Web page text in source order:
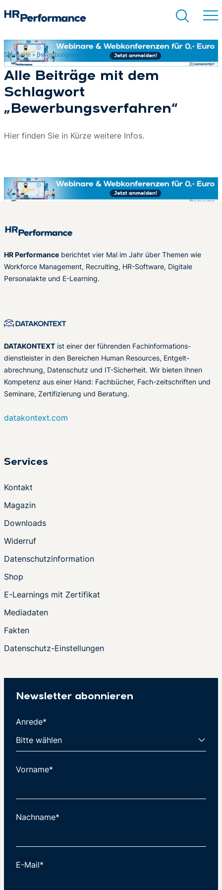
Suchen
Startseite» Bewerbungsverfahren
Alle Beiträge mit dem
Schlagwort
„Bewerbungsverfahren“
Hier finden Sie in Kürze weitere Infos.
HR Performance berichtet vier Mal im Jahr über Themen wie
Workforce Management, Recruiting, HR-Software, Digitale
Personalakte und E-Learning.
DATAKONTEXT ist einer der führenden Fachinformations-
dienstleister in den Bereichen Human Resources, Entgelt-
abrechnung, Datenschutz und IT-Sicherheit. Wir bieten Ihnen
Kompetenz aus einer Hand: Fachbücher, Fach-zeitschriften und
Seminare, Zertifizierung und Beratung.
datakontext.com
Services
Kontakt
Magazin
Downloads
Widerruf
Datenschutzinformation
Shop
E-Learnings mit Zertifikat
Mediadaten
Fakten
Datenschutz-Einstellungen
Newsletter abonnieren
Anrede*
Vorname*
Nachname*
E-Mail*